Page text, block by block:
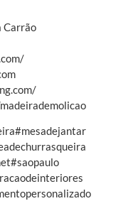
Carrão